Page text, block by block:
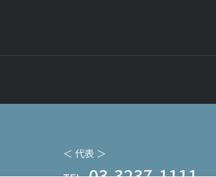
＜ 代表 ＞